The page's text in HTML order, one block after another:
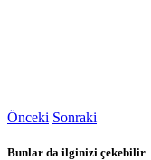
Önceki Sonraki
Bunlar da ilginizi çekebilir